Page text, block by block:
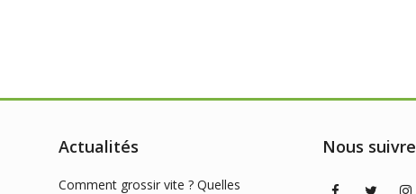
Actualités
Comment grossir vite ? Quelles
Nous suivre